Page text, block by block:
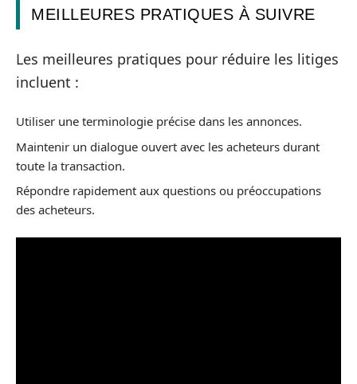
MEILLEURES PRATIQUES À SUIVRE
Les meilleures pratiques pour réduire les litiges
incluent :
Utiliser une terminologie précise dans les annonces.
Maintenir un dialogue ouvert avec les acheteurs durant
toute la transaction.
Répondre rapidement aux questions ou préoccupations
des acheteurs.